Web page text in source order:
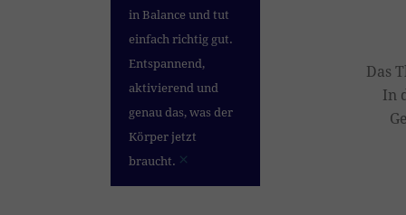
in Balance und tut
einfach richtig gut.
Entspannend,
aktivierend und
genau das, was der
Körper jetzt
braucht. ×
Das
In